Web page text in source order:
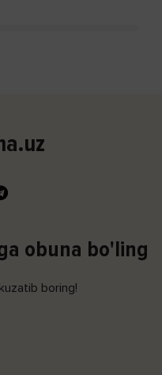
obuna bo'ling
boring!